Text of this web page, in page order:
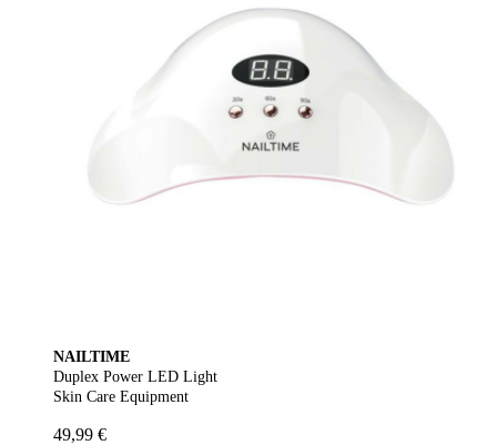
NAILTIME
Duplex Power LED Light
Skin Care Equipment
49,99 €